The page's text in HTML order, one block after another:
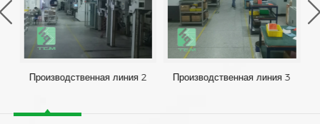
Производственная линия 2 Производственная линия 3